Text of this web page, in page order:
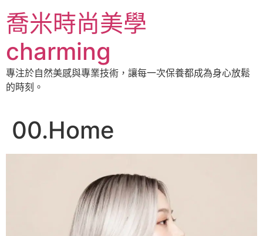
至
要
容
喬米時尚美學
charming
專注於自然美感與專業技術，讓每一次保養都成為身心放鬆
的時刻。
00.Home